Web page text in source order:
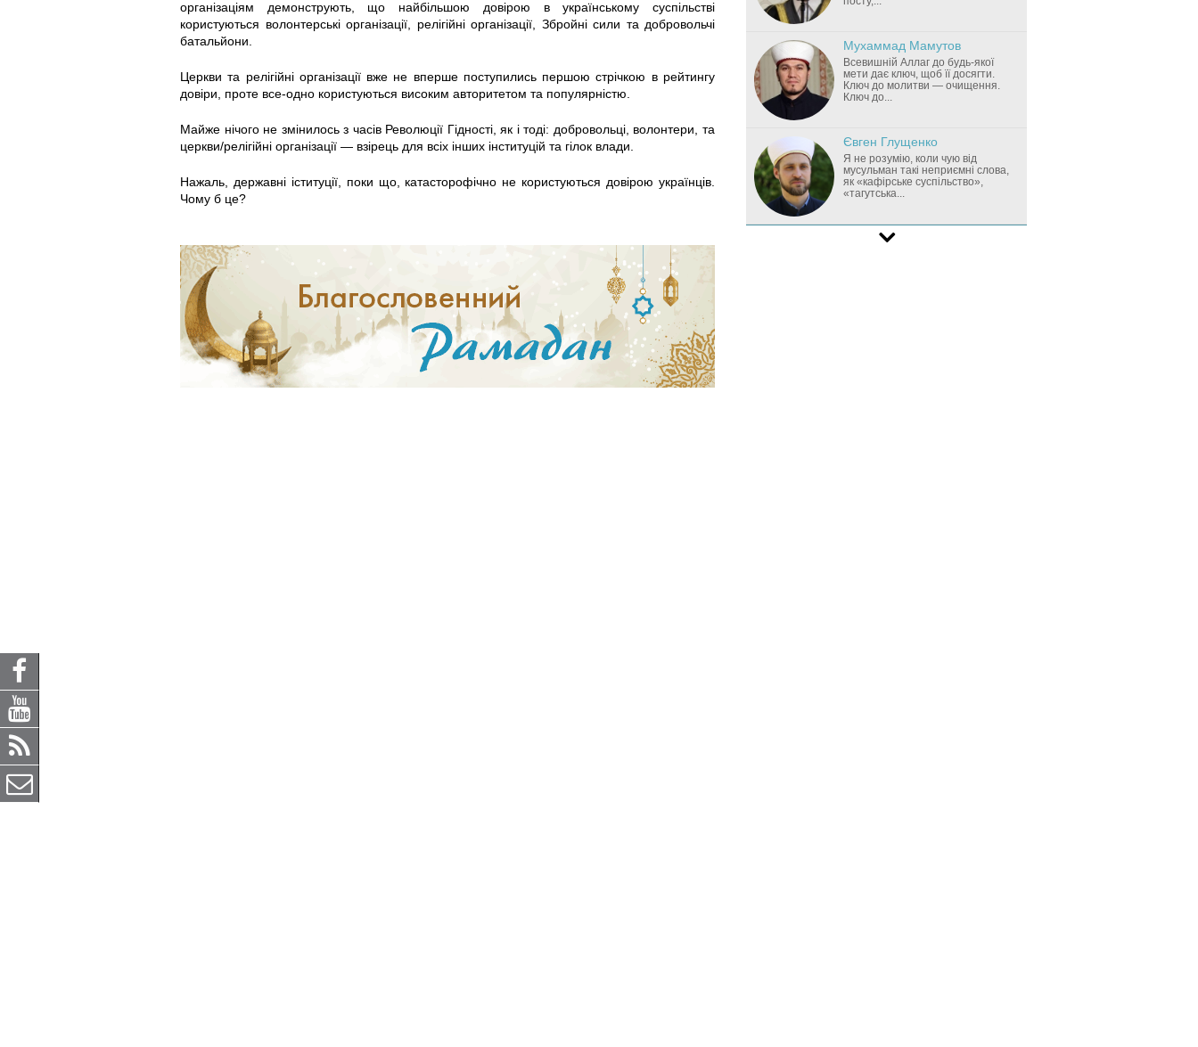
організаціям демонструють, що найбільшою довірою в українському суспільстві
користуються волонтерські організації, релігійні організації, Збройні сили та добровольчі
батальйони.
Церкви та релігійні організації вже не вперше поступились першою стрічкою в рейтингу
довіри, проте все-одно користуються високим авторитетом та популярністю.
Майже нічого не змінилось з часів Революції Гідності, як і тоді: добровольці, волонтери, та
церкви/релігійні організації — взірець для всіх інших інституцій та гілок влади.
Нажаль, державні іституції, поки що, катасторофічно не користуються довірою українців.
Чому б це?
Мухаммад Мамутов
Всевишній Аллаг до будь-якої
мети дає ключ, щоб її досягти.
Ключ до молитви — очищення.
Ключ до...
Євген Глущенко
Я не розумію, коли чую від
мусульман такі неприємні слова,
як «кафірське суспільство»,
«тагутська...
Мурат Сулейманов